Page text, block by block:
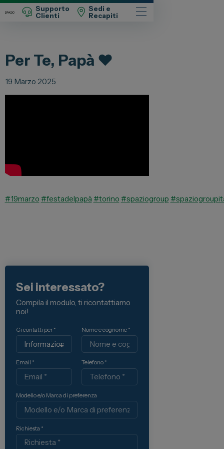
Supporto
Clienti
Sedi e
Recapiti
Fiat
Abarth
Lancia
Peugeot
Leapmotor
Veicoli Commerciali
Citroen
Toyota
Servizi
Auto Usate e Km Zero
Officina
Carrozzeria
Per Te, Papà ❤️
19 Marzo 2025
#19marzo #festadelpapà #torino #spaziogroup
Sei interessato?
Compila il modulo, ti ricontattiamo
noi!
Ci contatti per * Nome e cognome *
Email * Telefono *
Modello e/o Marca di preferenza
Richiesta *